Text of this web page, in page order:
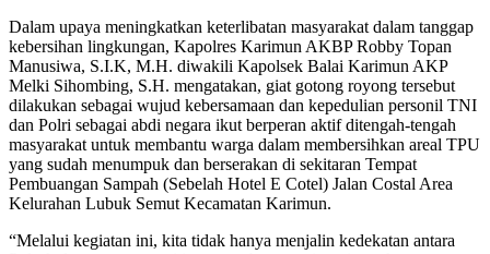
Dalam upaya meningkatkan keterlibatan masyarakat dalam tanggap
kebersihan lingkungan, Kapolres Karimun AKBP Robby Topan
Manusiwa, S.I.K, M.H. diwakili Kapolsek Balai Karimun AKP
Melki Sihombing, S.H. mengatakan, giat gotong royong tersebut
dilakukan sebagai wujud kebersamaan dan kepedulian personil TNI
dan Polri sebagai abdi negara ikut berperan aktif ditengah-tengah
masyarakat untuk membantu warga dalam membersihkan areal TPU
yang sudah menumpuk dan berserakan di sekitaran Tempat
Pembuangan Sampah (Sebelah Hotel E Cotel) Jalan Costal Area
Kelurahan Lubuk Semut Kecamatan Karimun.
“Melalui kegiatan ini, kita tidak hanya menjalin kedekatan antara